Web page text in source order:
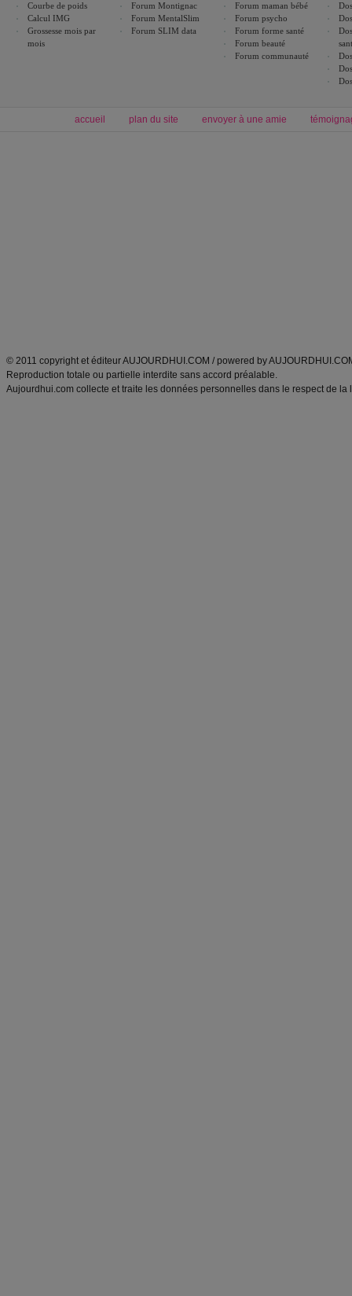
Courbe de poids
Calcul IMG
Grossesse mois par
mois
Forum Montignac
Forum MentalSlim
Forum SLIM data
Forum maman bébé
Forum psycho
Forum forme santé
Forum beauté
Forum communauté
accueil plan du site envoyer à une amie
© 2011 copyright et éditeur AUJOURDHUI.COM / powered by
Reproduction totale ou partielle interdite sans accord préalable.
Aujourdhui.com collecte et traite les données personnelles dans le respect de